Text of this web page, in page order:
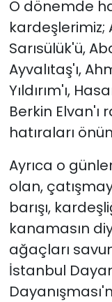
O dönemde
kardeşlerimiz;
Sarısülük'ü,
Ayvalıtaş'ı,
Yıldırım'ı,
Berkin Elvan'ı
hatıraları
Ayrıca o
olan,
barışı,
kanamasın
ağaçları
İstanbul